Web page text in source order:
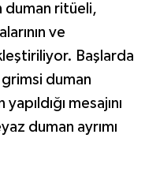
duman ritüeli,
ve
Başlarda
grimsi duman
mesajını
duman ayrımı